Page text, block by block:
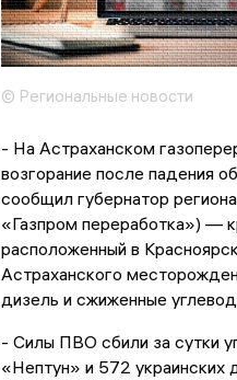
© Региональные новости
- На Астраханском
возгорание после падения
сообщил губернатор
«Газпром переработка») —
расположенный в
Астраханского
дизель и сжиженные
- Силы ПВО сбили за сутки
«Нептун» и 572